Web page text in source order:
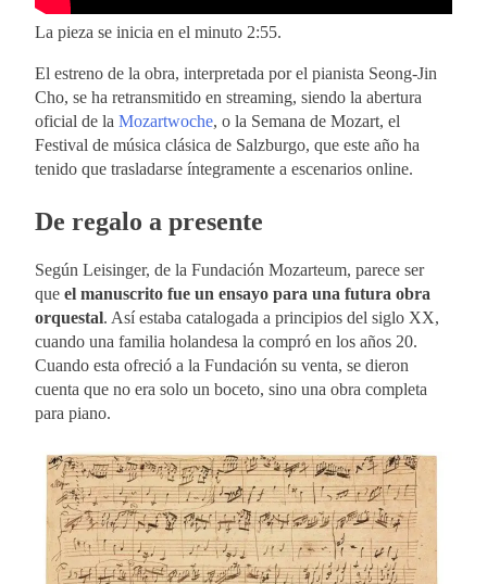
La pieza se inicia en el minuto 2:55.
El estreno de la obra, interpretada por el pianista Seong-Jin
Cho, se ha retransmitido en streaming, siendo la abertura
oficial de la Mozartwoche, o la Semana de Mozart, el
Festival de música clásica de Salzburgo, que este año ha
tenido que trasladarse íntegramente a escenarios online.
De regalo a presente
Según Leisinger, de la Fundación Mozarteum, parece ser
que el manuscrito fue un ensayo para una futura obra
orquestal. Así estaba catalogada a principios del siglo XX,
cuando una familia holandesa la compró en los años 20.
Cuando esta ofreció a la Fundación su venta, se dieron
cuenta que no era solo un boceto, sino una obra completa
para piano.